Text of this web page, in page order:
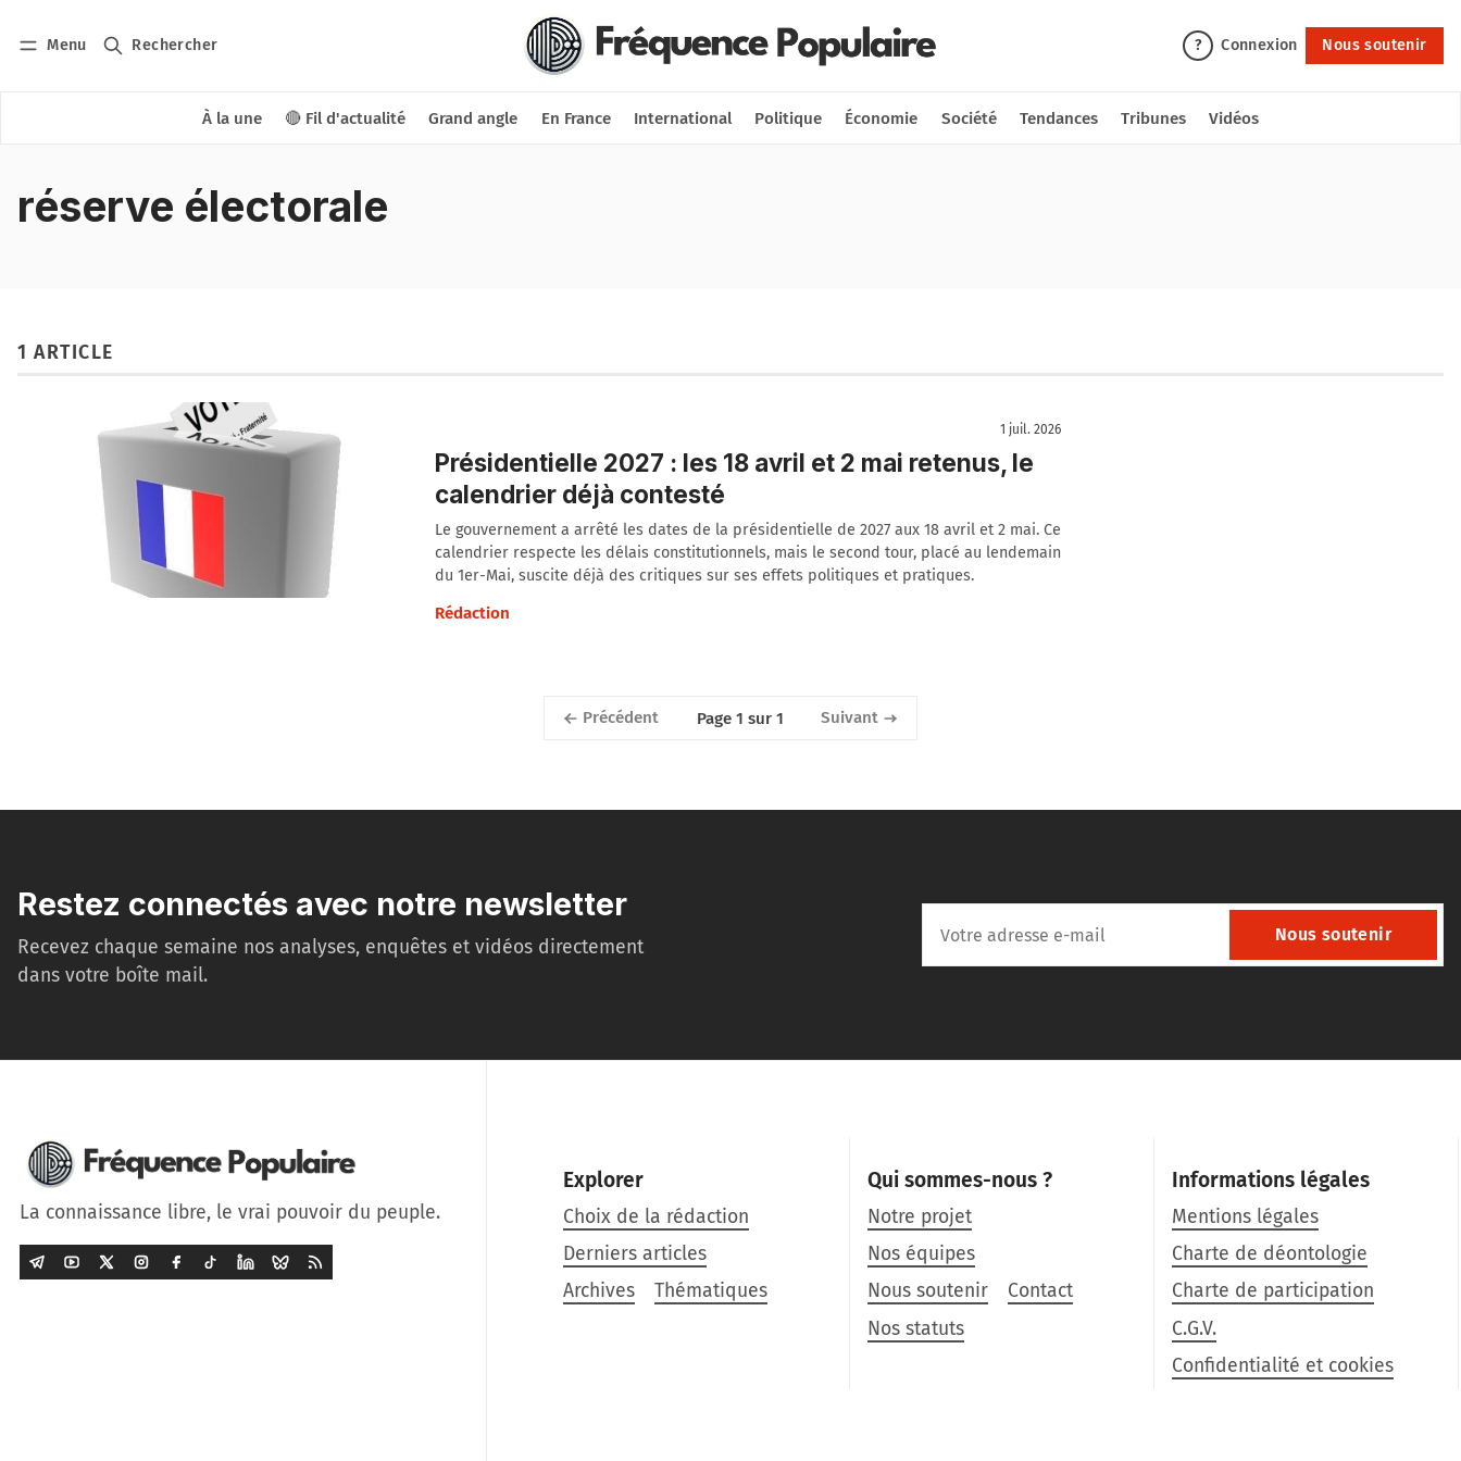
Menu Rechercher ? Connexion Nous soutenir
À la une 🔴 Fil d'actualité Grand angle En France International Politique Économie Société Tendances Tribunes Vidéos
Nous soutenir
réserve électorale
1 ARTICLE
1 juil. 2026
Présidentielle 2027 : les 18 avril et 2 mai retenus, le
calendrier déjà contesté
Le gouvernement a arrêté les dates de la présidentielle de 2027 aux 18 avril et 2 mai. Ce
calendrier respecte les délais constitutionnels, mais le second tour, placé au lendemain
du 1er-Mai, suscite déjà des critiques sur ses effets politiques et pratiques.
Rédaction
Précédent Page 1 sur 1 Suivant
Restez connectés avec notre newsletter
Recevez chaque semaine nos analyses, enquêtes et vidéos directement
dans votre boîte mail.
Nous soutenir
La connaissance libre, le vrai pouvoir du peuple.
Explorer
Choix de la rédaction
Derniers articles
Archives
Thématiques
Qui sommes-nous ?
Notre projet
Nos équipes
Nous soutenir
Contact
Nos statuts
Informations légales
Mentions légales
Charte de déontologie
Charte de participation
C.G.V.
Confidentialité et cookies